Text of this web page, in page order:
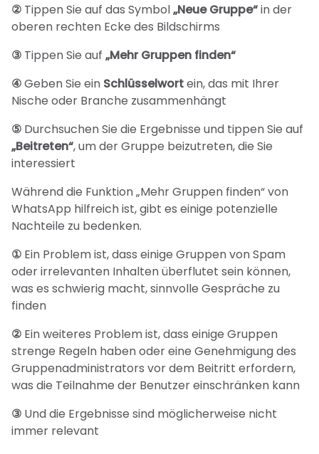
② Tippen Sie auf das Symbol„Neue Gruppe“in der
oberen rechten Ecke des Bildschirms
③ Tippen Sie auf „Mehr Gruppen finden“
④Geben Sie ein Schlüsselwortein, das mit Ihrer
Nische oder Branche zusammenhängt
⑤ Durchsuchen Sie die Ergebnisse und tippen Sie auf
„Beitreten“, um der Gruppe beizutreten, die Sie
interessiert
Während die Funktion „Mehr Gruppen finden“ von
WhatsApp hilfreich ist, gibt es einige potenzielle
Nachteile zu bedenken.
① Ein Problem ist, dass einige Gruppen von Spam
oder irrelevanten Inhalten überflutet sein können,
was es schwierig macht, sinnvolle Gespräche zu
finden
② Ein weiteres Problem ist, dass einige Gruppen
strenge Regeln haben oder eine Genehmigung des
Gruppenadministrators vor dem Beitritt erfordern,
was die Teilnahme der Benutzer einschränken kann
③ Und die Ergebnisse sind möglicherweise nicht
immer relevant